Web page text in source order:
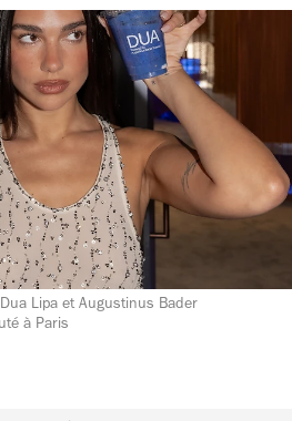
Lipa et Augustinus Bader
à Paris